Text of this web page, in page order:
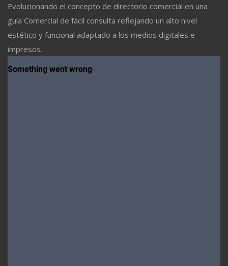
Evolucionando el concepto de directorio comercial en una
guía Comercial de fácil consulta reflejando un alto nivel
estético y funcional adaptado a los medios digitales e
impresos.